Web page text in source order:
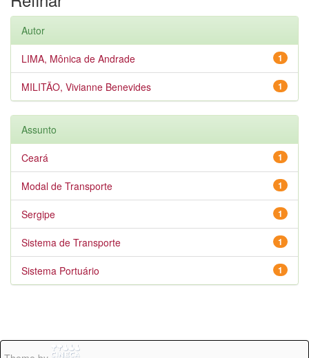
Autor
1
LIMA, Mônica de Andrade
1
MILITÃO, Vivianne Benevides
Assunto
1
Ceará
1
Modal de Transporte
1
Sergipe
1
Sistema de Transporte
1
Sistema Portuário